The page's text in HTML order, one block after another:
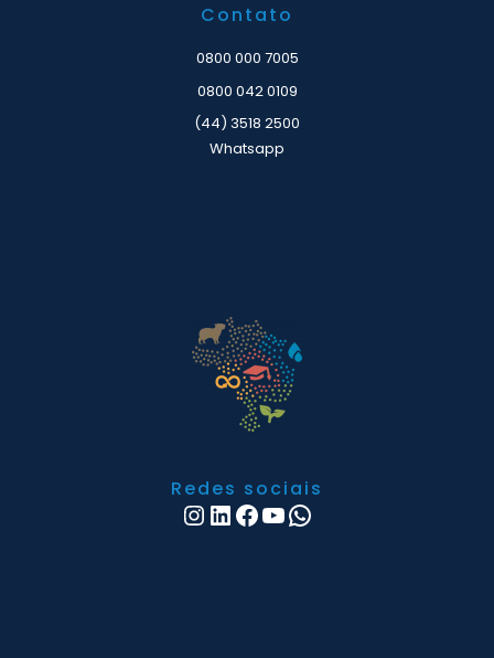
Contato
0800 000 7005
0800 042 0109
(44) 3518 2500
Whatsapp
Redes sociais
Instagram
LinkedIn
Facebook
Youtube
WhatsApp